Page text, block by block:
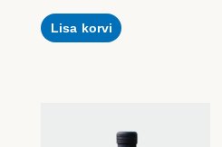
Lisa korvi